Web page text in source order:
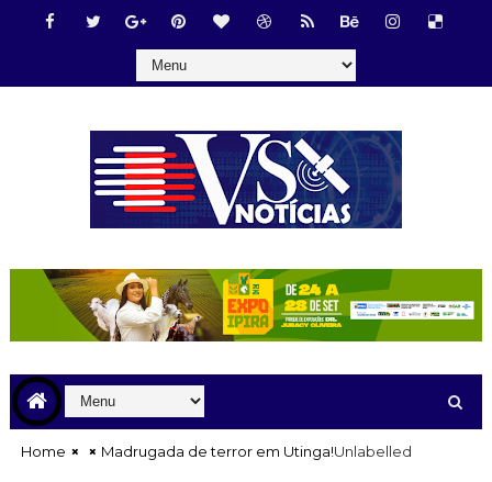
Home Unlabelled
Madrugada de terror em Utinga!